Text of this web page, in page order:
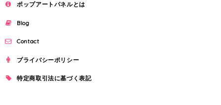
ポップアートパネルとは
Blog
Contact
プライバシーポリシー
特定商取引法に基づく表記